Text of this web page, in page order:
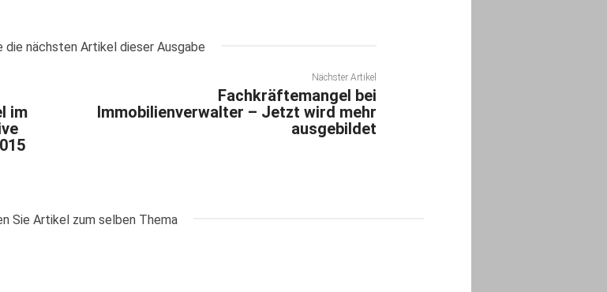
die nächsten Artikel dieser Ausgabe
im
Nächster Artikel
Fachkräftemangel bei
Immobilienverwalter – Jetzt wird mehr
ausgebildet
Sie Artikel zum selben Thema